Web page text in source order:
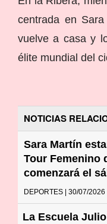
centrada en
vuelve a casa y
élite mundial del
NOTICIAS
Sara Martín
Tour Femenino
comenzará el
DEPORTES | 30/07/2026
La Escuela